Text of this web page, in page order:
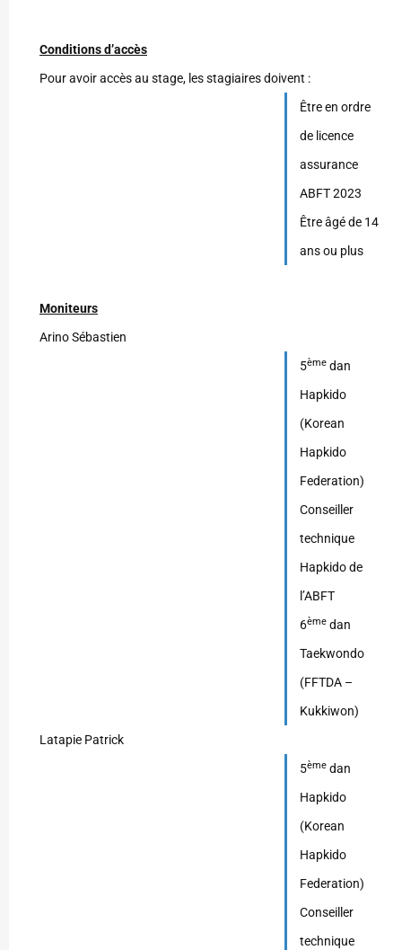
Conditions d’accès
Pour avoir accès au stage, les stagiaires doivent :
Être en ordre
de licence
assurance
ABFT 2023
Être âgé de 14
ans ou plus
Moniteurs
Arino Sébastien
5ème dan
Hapkido
(Korean
Hapkido
Federation)
Conseiller
technique
Hapkido de
l’ABFT
6ème dan
Taekwondo
(FFTDA –
Kukkiwon)
Latapie Patrick
5ème dan
Hapkido
(Korean
Hapkido
Federation)
Conseiller
technique